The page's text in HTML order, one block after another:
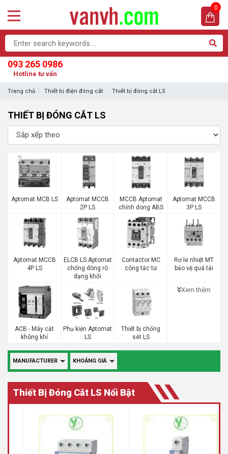
093 265 0986
Hotline tư vấn
0
Trang chủ Thiết bị điện đóng cắt Thiết bị đóng cắt LS
THIẾT BỊ ĐÓNG CẮT LS
Aptomat MCB LS
Aptomat MCCB
2P LS
MCCB Aptomat
chỉnh dong ABS
Aptomat MCCB
3P LS
Aptomat MCCB
4P LS
ELCB LS Aptomat
chống dòng rò
dạng khối
Contactor MC
công tắc từ
Rơ le nhiệt MT
bảo vệ quá tải
ACB - Máy cắt
không khí
Phụ kiện Aptomat
LS
Thiết bị chống
sét LS
Xem thêm
Thiết Bị Đóng Cắt LS Nổi Bật
MANUFACTURER KHOẢNG GIÁ